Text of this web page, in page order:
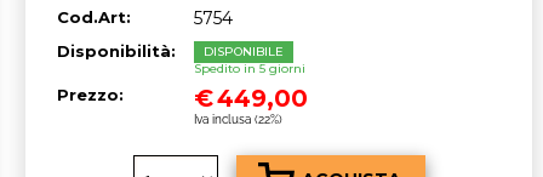
Cod.Art: 5754
Disponibilità:
DISPONIBILE
Spedito in 5 giorni
Prezzo: €449,00
Iva inclusa (22%)